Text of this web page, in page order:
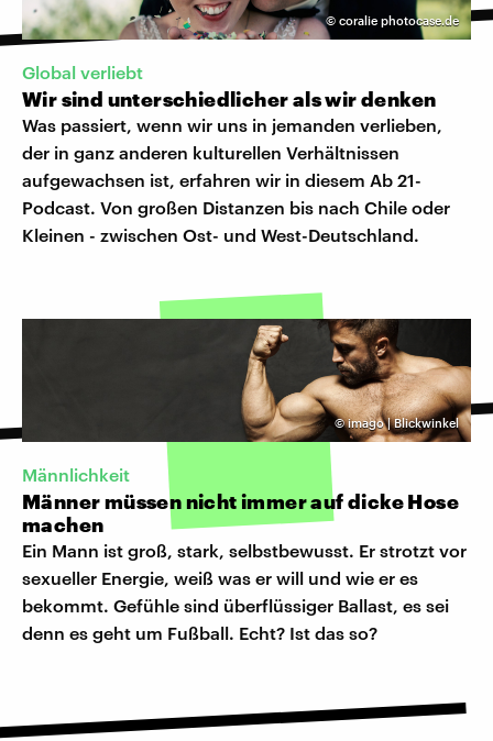
© coralie photocase.de
Global verliebt
Wir sind unterschiedlicher als wir denken
Was passiert, wenn wir uns in jemanden verlieben,
der in ganz anderen kulturellen Verhältnissen
aufgewachsen ist, erfahren wir in diesem Ab 21-
Podcast. Von großen Distanzen bis nach Chile oder
Kleinen - zwischen Ost- und West-Deutschland.
©imago | Blickwinkel
Männlichkeit
Männer müssen nicht immer auf dicke Hose
machen
Ein Mann ist groß, stark, selbstbewusst. Er strotzt vor
sexueller Energie, weiß was er will und wie er es
bekommt. Gefühle sind überflüssiger Ballast, es sei
denn es geht um Fußball. Echt? Ist das so?